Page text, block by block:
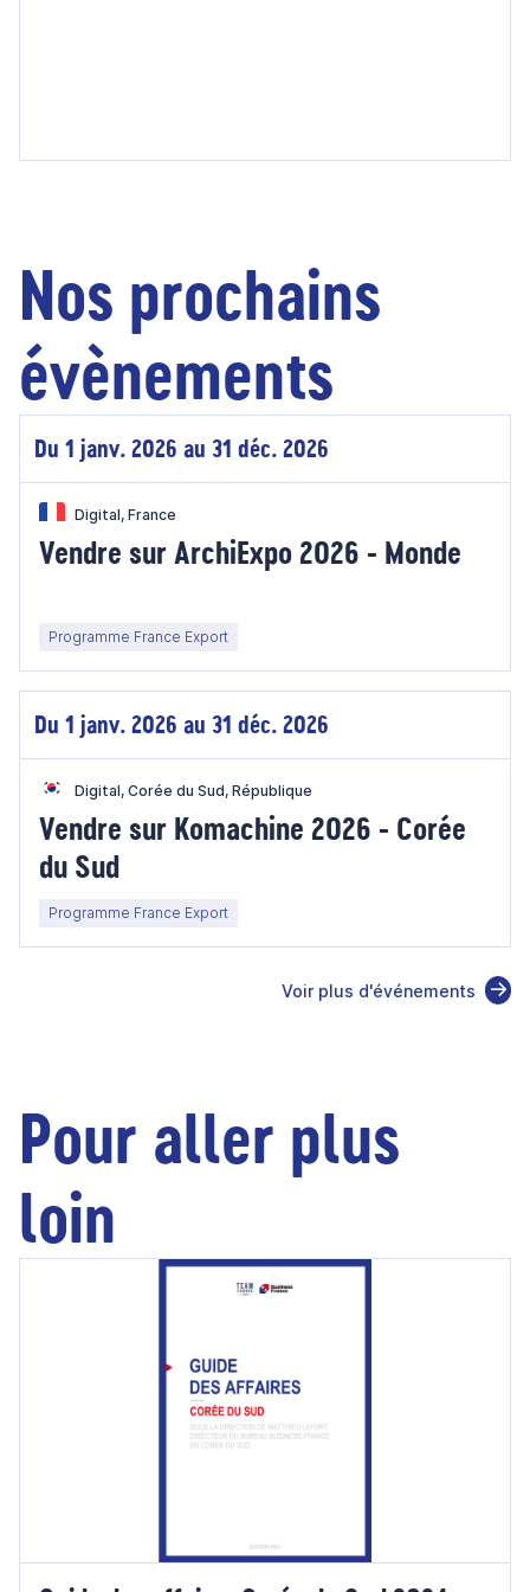
Nos prochains
évènements
Du 1 janv. 2026 au 31 déc. 2026
Digital, France
Vendre sur ArchiExpo 2026 - Monde
Programme France Export
Du 1 janv. 2026 au 31 déc. 2026
Digital, Corée du Sud, République
Vendre sur Komachine 2026 - Corée
du Sud
Programme France Export
Voir plus d'événements
Pour aller plus
loin